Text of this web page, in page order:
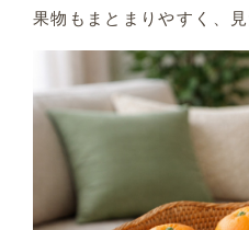
果物もまとまりやすく、見